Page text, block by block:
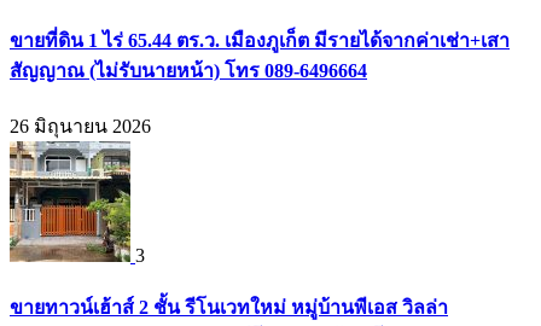
ขายที่ดิน 1 ไร่ 65.44 ตร.ว. เมืองภูเก็ต มีรายได้จากค่าเช่า+เสา
สัญญาณ (ไม่รับนายหน้า) โทร 089-6496664
26 มิถุนายน 2026
3
ขายทาวน์เฮ้าส์ 2 ชั้น รีโนเวทใหม่ หมู่บ้านพีเอส วิลล่า